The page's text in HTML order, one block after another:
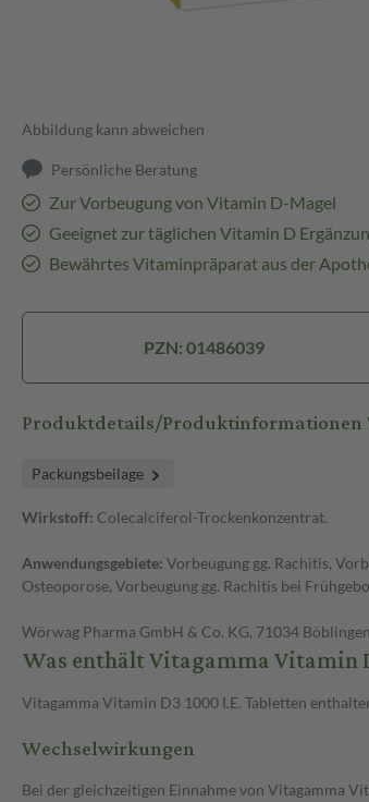
Abbildung kann abweichen
Persönliche Beratung
Zur Vorbeugung von Vitamin D-Magel
Geeignet zur täglichen Vitamin D
Bewährtes Vitaminpräparat aus der
PZN: 01486039
Produktdetails/Produktinformationen
Packungsbeilage
Wirkstoff: Colecalciferol-Trockenkonzentrat.
Anwendungsgebiete: Vorbeugung gg. Rachitis,
Osteoporose, Vorbeugung gg. Rachitis bei
Wörwag Pharma GmbH & Co. KG, 71034 Böblingen
Was enthält Vitagamma Vitamin
Vitagamma Vitamin D3 1000 I.E. Tabletten
Wechselwirkungen
Bei der gleichzeitigen Einnahme von Vitagamma